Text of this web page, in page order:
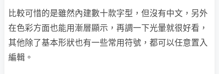
比較可惜的是雖然內建數十款字型，但沒有中文，另外
在色彩方面也能用漸層顯示，再調一下光暈就很好看，
其他除了基本形狀也有一些常用符號，都可以任意置入
編輯。